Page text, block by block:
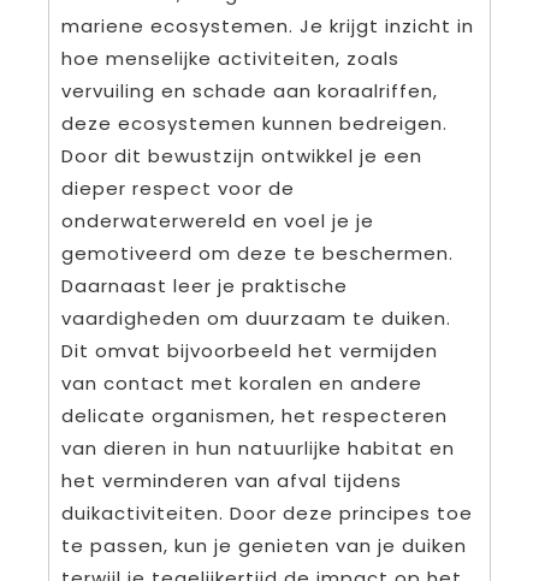
mariene ecosystemen. Je krijgt inzicht in
hoe menselijke activiteiten, zoals
vervuiling en schade aan koraalriffen,
deze ecosystemen kunnen bedreigen.
Door dit bewustzijn ontwikkel je een
dieper respect voor de
onderwaterwereld en voel je je
gemotiveerd om deze te beschermen.
Daarnaast leer je praktische
vaardigheden om duurzaam te duiken.
Dit omvat bijvoorbeeld het vermijden
van contact met koralen en andere
delicate organismen, het respecteren
van dieren in hun natuurlijke habitat en
het verminderen van afval tijdens
duikactiviteiten. Door deze principes toe
te passen, kun je genieten van je duiken